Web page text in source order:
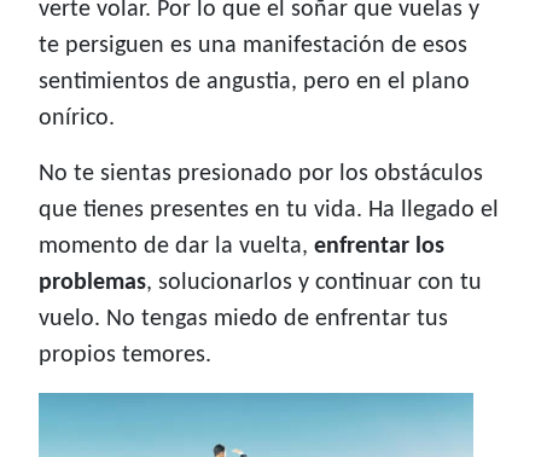
verte volar. Por lo que el soñar que vuelas y
te persiguen es una manifestación de esos
sentimientos de angustia, pero en el plano
onírico.
No te sientas presionado por los obstáculos
que tienes presentes en tu vida. Ha llegado el
momento de dar la vuelta, enfrentar los
problemas, solucionarlos y continuar con tu
vuelo. No tengas miedo de enfrentar tus
propios temores.